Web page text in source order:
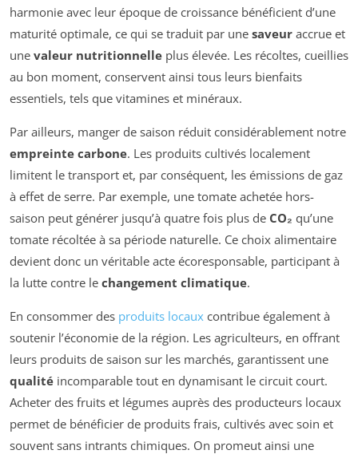
harmonie avec leur époque de croissance bénéficient d’une
maturité optimale, ce qui se traduit par une saveur accrue et
une valeur nutritionnelle plus élevée. Les récoltes, cueillies
au bon moment, conservent ainsi tous leurs bienfaits
essentiels, tels que vitamines et minéraux.
Par ailleurs, manger de saison réduit considérablement notre
empreinte carbone. Les produits cultivés localement
limitent le transport et, par conséquent, les émissions de gaz
à effet de serre. Par exemple, une tomate achetée hors-
saison peut générer jusqu’à quatre fois plus de CO₂ qu’une
tomate récoltée à sa période naturelle. Ce choix alimentaire
devient donc un véritable acte écoresponsable, participant à
la lutte contre le changement climatique.
En consommer des produits locaux contribue également à
soutenir l’économie de la région. Les agriculteurs, en offrant
leurs produits de saison sur les marchés, garantissent une
qualité incomparable tout en dynamisant le circuit court.
Acheter des fruits et légumes auprès des producteurs locaux
permet de bénéficier de produits frais, cultivés avec soin et
souvent sans intrants chimiques. On promeut ainsi une